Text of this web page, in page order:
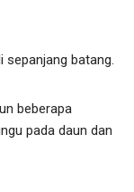
sepanjang batang.
beberapa
pada daun dan